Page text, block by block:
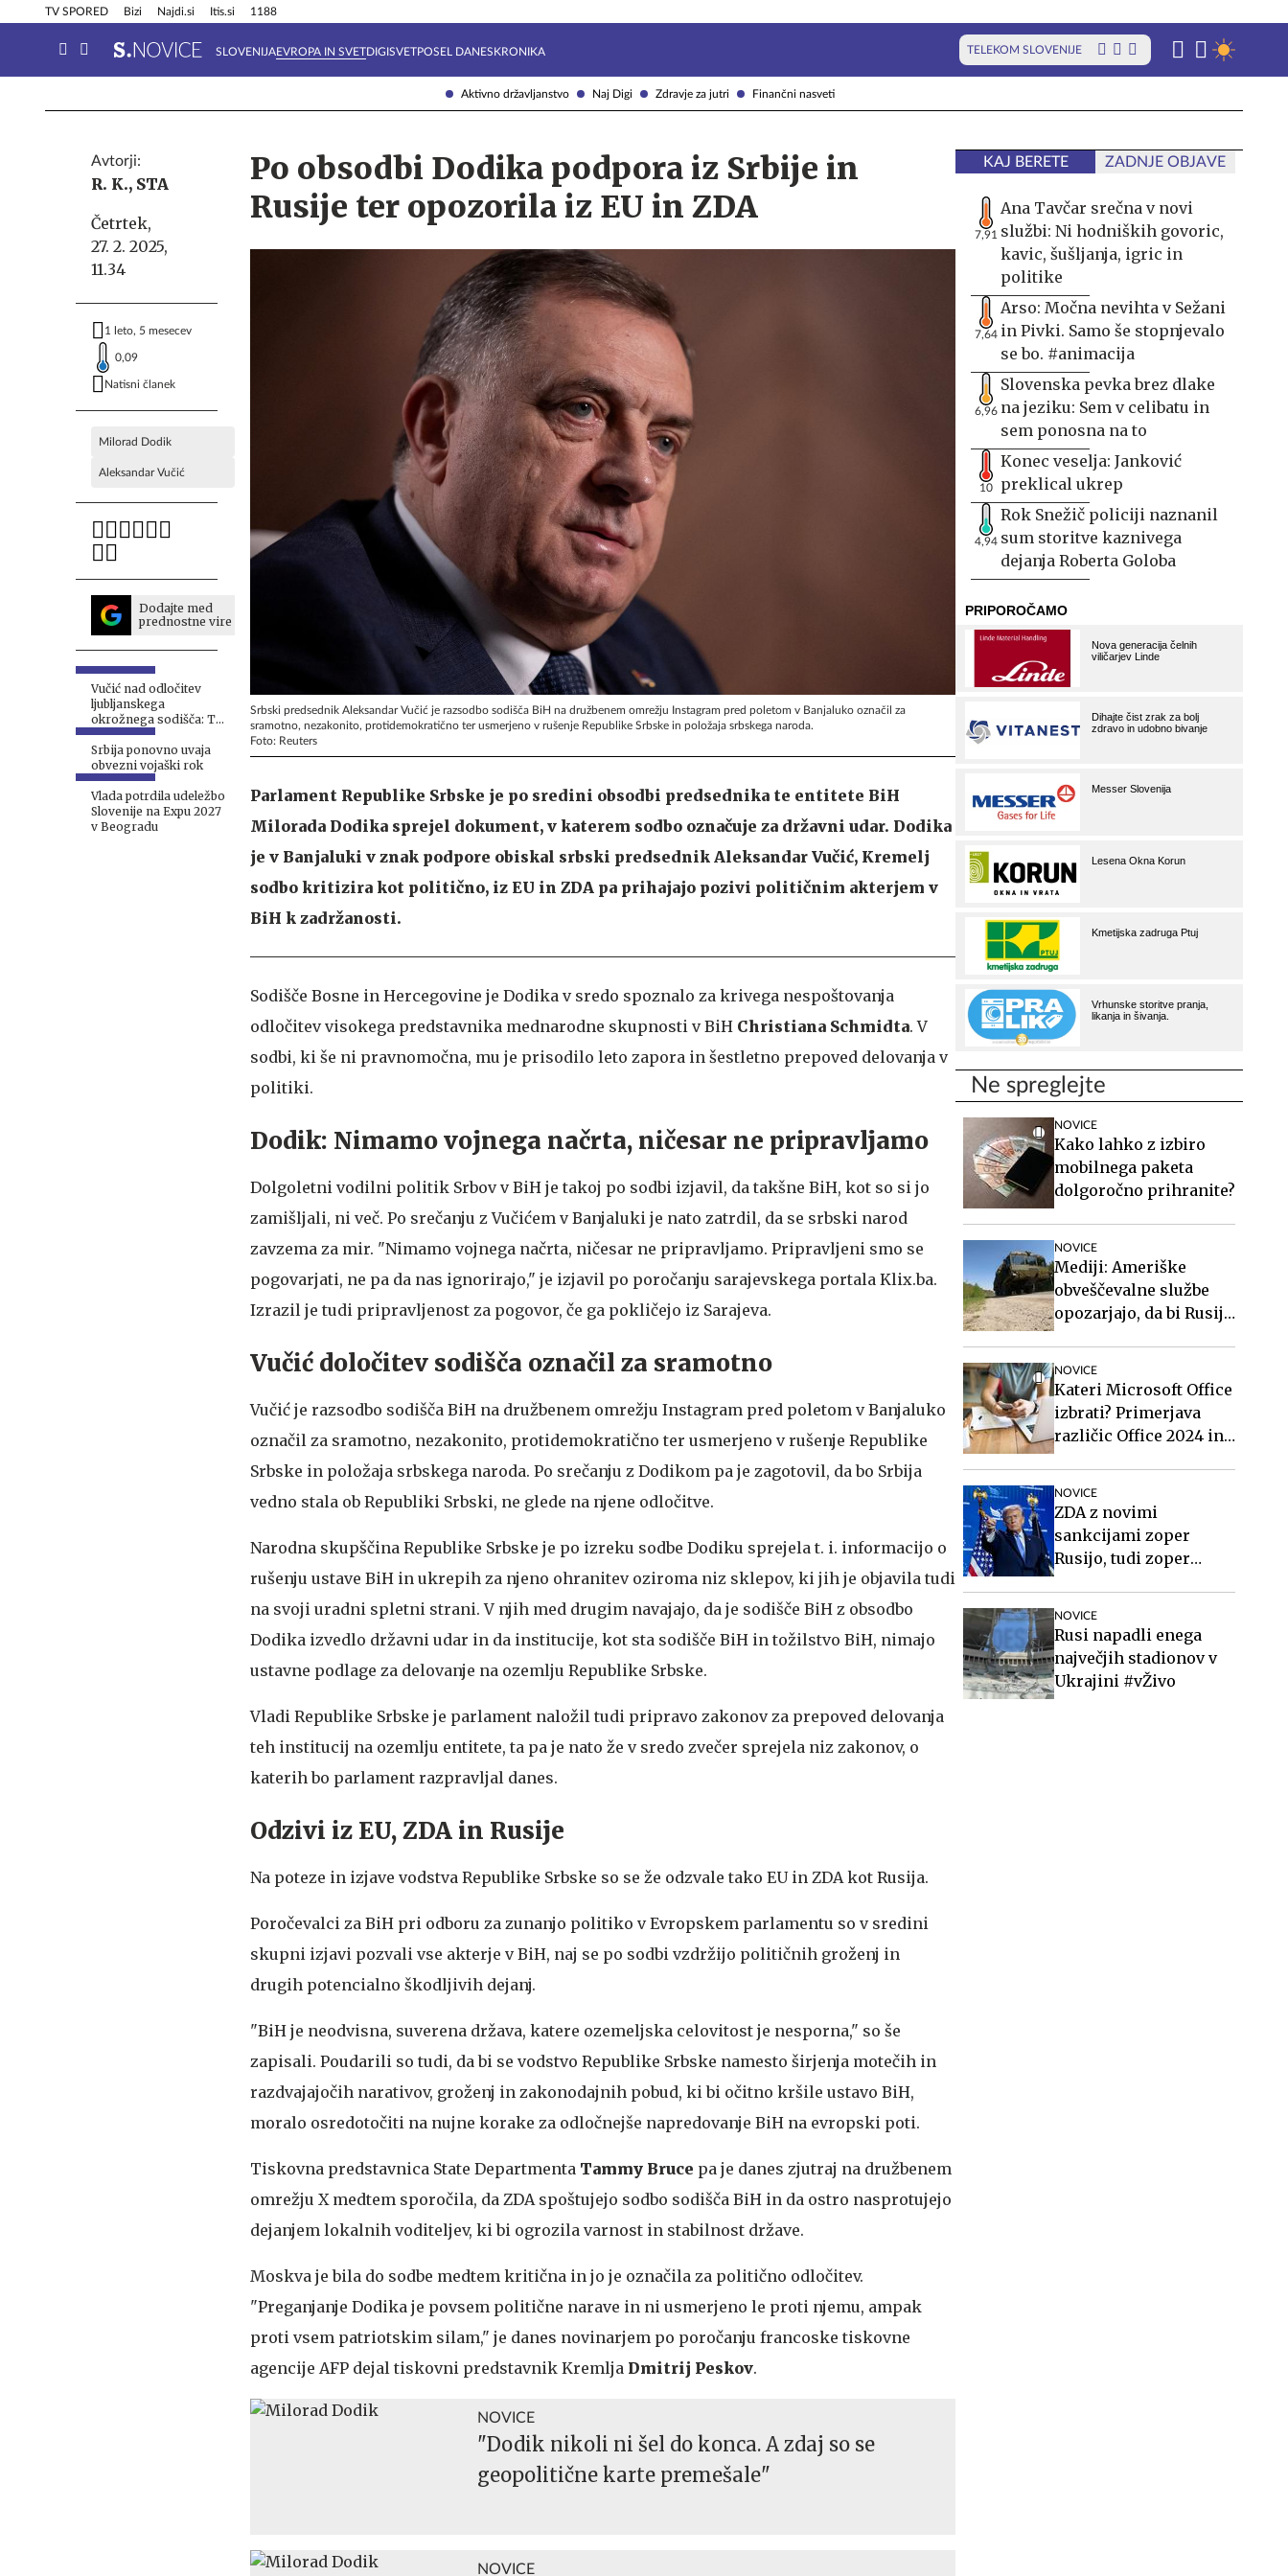
Aktivno državljanstvo Naj Digi Zdravje za jutri Finančni nasveti
TV SPORED Bizi Najdi.si Itis.si 1188
SLOVENIJAEVROPA IN SVETDIGISVETPOSEL DANESKRONIKA TELEKOM SLOVENIJE
Info in obvestila Tehnik
Avtorji:
R. K., STA
Četrtek,
27. 2. 2025,
11.34
1 leto, 5 mesecev
0,09
Natisni članek
Milorad Dodik
Aleksandar Vučić
Dodajte med
prednostne vire
Vučić nad odločitev
ljubljanskega
okrožnega sodišča: To
je sramotno
Srbija ponovno uvaja
obvezni vojaški rok
Vlada potrdila udeležbo
Slovenije na Expu 2027
v Beogradu
Po obsodbi Dodika podpora iz Srbije in
Rusije ter opozorila iz EU in ZDA
Srbski predsednik Aleksandar Vučić je razsodbo sodišča BiH na družbenem omrežju Instagram pred poletom v Banjaluko označil za
sramotno, nezakonito, protidemokratično ter usmerjeno v rušenje Republike Srbske in položaja srbskega naroda.
Foto: Reuters
Parlament Republike Srbske je po sredini obsodbi predsednika te entitete BiH
Milorada Dodika sprejel dokument, v katerem sodbo označuje za državni udar. Dodika
je v Banjaluki v znak podpore obiskal srbski predsednik Aleksandar Vučić, Kremelj
sodbo kritizira kot politično, iz EU in ZDA pa prihajajo pozivi političnim akterjem v
BiH k zadržanosti.
Sodišče Bosne in Hercegovine je Dodika v sredo spoznalo za krivega nespoštovanja
odločitev visokega predstavnika mednarodne skupnosti v BiH Christiana Schmidta. V
sodbi, ki še ni pravnomočna, mu je prisodilo leto zapora in šestletno prepoved delovanja v
politiki.
Dodik: Nimamo vojnega načrta, ničesar ne pripravljamo
Dolgoletni vodilni politik Srbov v BiH je takoj po sodbi izjavil, da takšne BiH, kot so si jo
zamišljali, ni več. Po srečanju z Vučićem v Banjaluki je nato zatrdil, da se srbski narod
zavzema za mir. "Nimamo vojnega načrta, ničesar ne pripravljamo. Pripravljeni smo se
pogovarjati, ne pa da nas ignorirajo," je izjavil po poročanju sarajevskega portala Klix.ba.
Izrazil je tudi pripravljenost za pogovor, če ga pokličejo iz Sarajeva.
Vučić določitev sodišča označil za sramotno
Vučić je razsodbo sodišča BiH na družbenem omrežju Instagram pred poletom v Banjaluko
označil za sramotno, nezakonito, protidemokratično ter usmerjeno v rušenje Republike
Srbske in položaja srbskega naroda. Po srečanju z Dodikom pa je zagotovil, da bo Srbija
vedno stala ob Republiki Srbski, ne glede na njene odločitve.
Narodna skupščina Republike Srbske je po izreku sodbe Dodiku sprejela t. i. informacijo o
rušenju ustave BiH in ukrepih za njeno ohranitev oziroma niz sklepov, ki jih je objavila tudi
na svoji uradni spletni strani. V njih med drugim navajajo, da je sodišče BiH z obsodbo
Dodika izvedlo državni udar in da institucije, kot sta sodišče BiH in tožilstvo BiH, nimajo
ustavne podlage za delovanje na ozemlju Republike Srbske.
Vladi Republike Srbske je parlament naložil tudi pripravo zakonov za prepoved delovanja
teh institucij na ozemlju entitete, ta pa je nato že v sredo zvečer sprejela niz zakonov, o
katerih bo parlament razpravljal danes.
Odzivi iz EU, ZDA in Rusije
Na poteze in izjave vodstva Republike Srbske so se že odzvale tako EU in ZDA kot Rusija.
Poročevalci za BiH pri odboru za zunanjo politiko v Evropskem parlamentu so v sredini
skupni izjavi pozvali vse akterje v BiH, naj se po sodbi vzdržijo političnih groženj in
drugih potencialno škodljivih dejanj.
"BiH je neodvisna, suverena država, katere ozemeljska celovitost je nesporna," so še
zapisali. Poudarili so tudi, da bi se vodstvo Republike Srbske namesto širjenja motečih in
razdvajajočih narativov, groženj in zakonodajnih pobud, ki bi očitno kršile ustavo BiH,
moralo osredotočiti na nujne korake za odločnejše napredovanje BiH na evropski poti.
Tiskovna predstavnica State Departmenta Tammy Bruce pa je danes zjutraj na družbenem
omrežju X medtem sporočila, da ZDA spoštujejo sodbo sodišča BiH in da ostro nasprotujejo
dejanjem lokalnih voditeljev, ki bi ogrozila varnost in stabilnost države.
Moskva je bila do sodbe medtem kritična in jo je označila za politično odločitev.
"Preganjanje Dodika je povsem politične narave in ni usmerjeno le proti njemu, ampak
proti vsem patriotskim silam," je danes novinarjem po poročanju francoske tiskovne
agencije AFP dejal tiskovni predstavnik Kremlja Dmitrij Peskov.
NOVICE
"Dodik nikoli ni šel do konca. A zdaj so se
geopolitične karte premešale"
NOVICE
KAJ BERETE ZADNJE OBJAVE
7,91
Ana Tavčar srečna v novi
službi: Ni hodniških govoric,
kavic, šušljanja, igric in
politike
7,64
Arso: Močna nevihta v Sežani
in Pivki. Samo še stopnjevalo
se bo. #animacija
6,96
Slovenska pevka brez dlake
na jeziku: Sem v celibatu in
sem ponosna na to
10
Konec veselja: Janković
preklical ukrep
4,94
Rok Snežič policiji naznanil
sum storitve kaznivega
dejanja Roberta Goloba
Ne spreglejte
NOVICE
Kako lahko z izbiro
mobilnega paketa
dolgoročno prihranite?
NOVICE
Mediji: Ameriške
obveščevalne službe
opozarjajo, da bi Rusija
NOVICE
Kateri Microsoft Office
izbrati? Primerjava
različic Office 2024 in
NOVICE
ZDA z novimi
sankcijami zoper
Rusijo, tudi zoper
NOVICE
Rusi napadli enega
največjih stadionov v
Ukrajini #vŽivo